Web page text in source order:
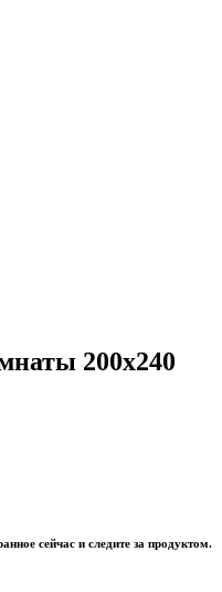
200х240
сейчас и следите за продуктом.